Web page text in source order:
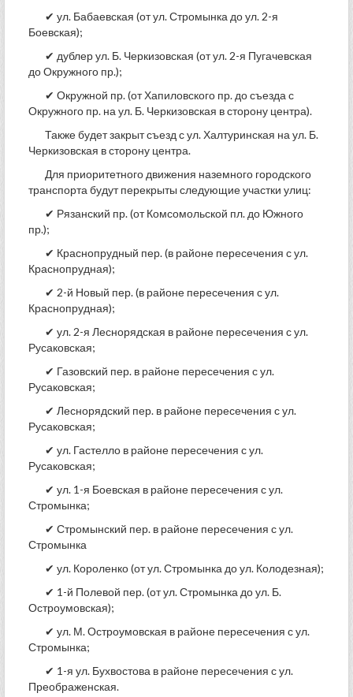
✔ ул. Бабаевская (от ул. Стромынка до ул. 2-я
Боевская);
✔ дублер ул. Б. Черкизовская (от ул. 2-я Пугачевская
до Окружного пр.);
✔ Окружной пр. (от Хапиловского пр. до съезда с
Окружного пр. на ул. Б. Черкизовская в сторону центра).
Также будет закрыт съезд с ул. Халтуринская на ул. Б.
Черкизовская в сторону центра.
Для приоритетного движения наземного городского
транспорта будут перекрыты следующие участки улиц:
✔ Рязанский пр. (от Комсомольской пл. до Южного
пр.);
✔ Краснопрудный пер. (в районе пересечения с ул.
Краснопрудная);
✔ 2-й Новый пер. (в районе пересечения с ул.
Краснопрудная);
✔ ул. 2-я Леснорядская в районе пересечения с ул.
Русаковская;
✔ Газовский пер. в районе пересечения с ул.
Русаковская;
✔ Леснорядский пер. в районе пересечения с ул.
Русаковская;
✔ ул. Гастелло в районе пересечения с ул.
Русаковская;
✔ ул. 1-я Боевская в районе пересечения с ул.
Стромынка;
✔ Стромынский пер. в районе пересечения с ул.
Стромынка
✔ ул. Короленко (от ул. Стромынка до ул. Колодезная);
✔ 1-й Полевой пер. (от ул. Стромынка до ул. Б.
Остроумовская);
✔ ул. М. Остроумовская в районе пересечения с ул.
Стромынка;
✔ 1-я ул. Бухвостова в районе пересечения с ул.
Преображенская.